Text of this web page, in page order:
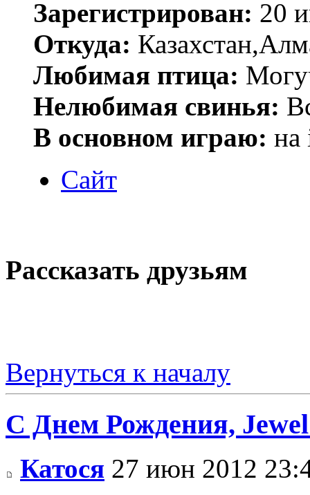
Зарегистрирован: 20
Откуда:
Любимая птица:
Нелюбимая свинья:
В основном играю: на
Сайт
Рассказать друзьям
Вернуться к началу
С Днем Рождения,
Катося 27 июн 2012